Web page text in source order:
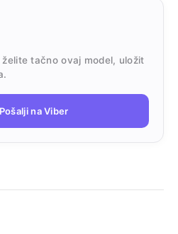
tačno ovaj model, uložit
Pošalji na Viber